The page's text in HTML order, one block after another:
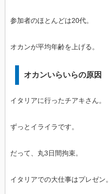
参加者のほとんどは20代。
オカンが平均年齢を上げる。
オカンいらいらの原因
イタリアに行ったチアキさん。
ずっとイライラです。
だって、丸3日間拘束。
イタリアでの大仕事はプレゼン。